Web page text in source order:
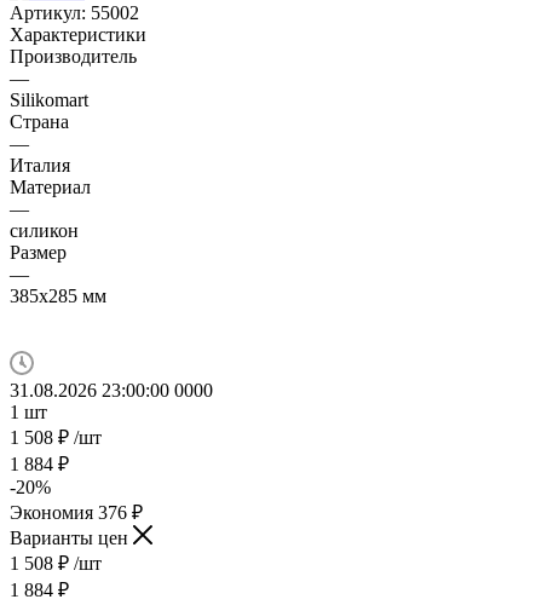
Артикул: 55002
Характеристики
Производитель
—
Silikomart
Страна
—
Италия
Материал
—
силикон
Размер
—
385х285 мм
31.08.2026 23:00:00 0000
1 шт
1 508 ₽ /шт
1 884 ₽
-20%
Экономия 376 ₽
Варианты цен
1 508 ₽ /шт
1 884 ₽